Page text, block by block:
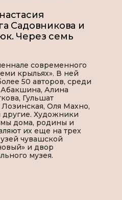
Садовникова и
. Через семь
современного
крыльях». В ней
50 авторов, среди
Алина
Гульшат
Оля Махно,
другие. Художники
дома, родины и
их еще на трех
чувашской
и двор
музея.